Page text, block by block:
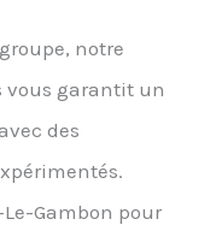
notre
vous garantit un
des
Gambon pour